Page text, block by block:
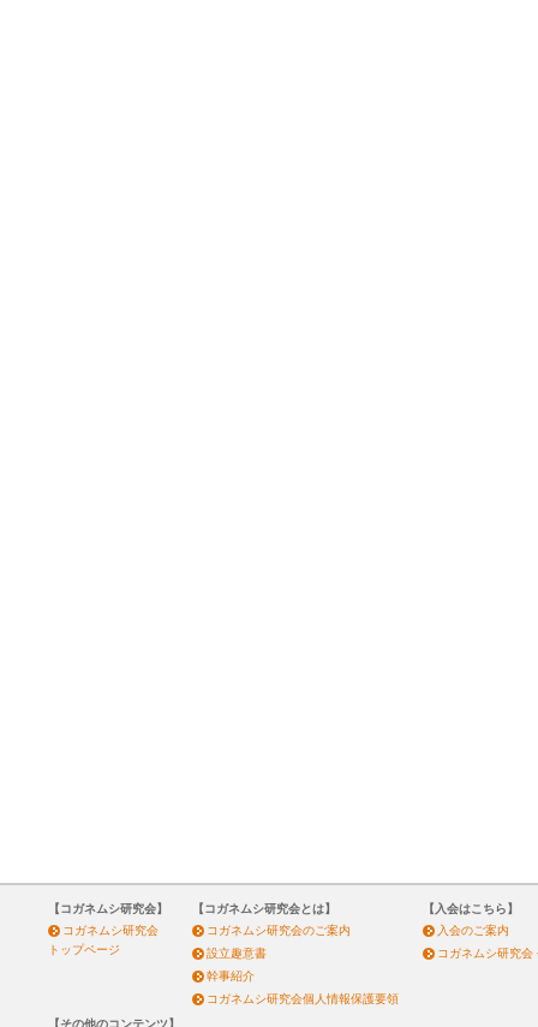
【コガネムシ研究会】
コガネムシ研究会
トップページ
【コガネムシ研究会とは】
コガネムシ研究会のご案内
設立趣意書
幹事紹介
コガネムシ研究会個人情報保護要領
【入会はこちら】
入会のご案内
コガネムシ研究会
【その他のコンテンツ】